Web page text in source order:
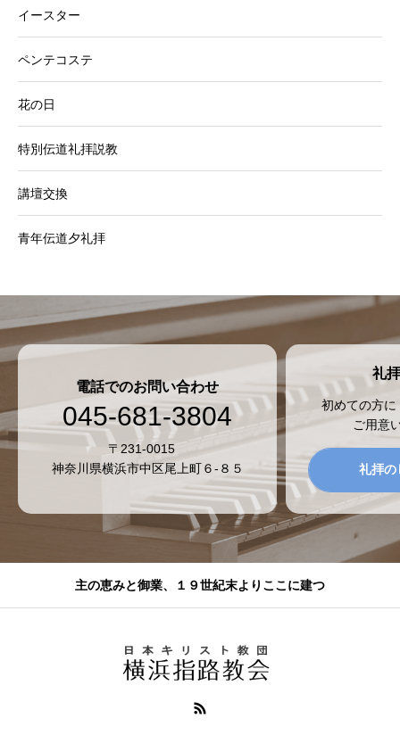
イースター
ペンテコステ
花の日
特別伝道礼拝説教
講壇交換
青年伝道夕礼拝
電話でのお問い合わせ
045-681-3804
〒231-0015
神奈川県横浜市中区尾上町６-８５
礼
初めての方
ご用意
礼拝の
主の恵みと御業、１９世紀末よりここに建つ